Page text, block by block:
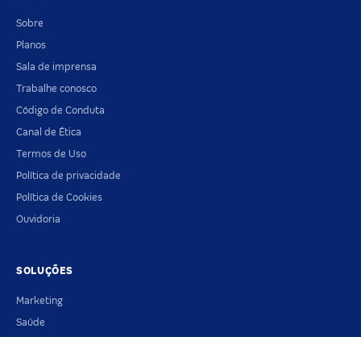
Sobre
Planos
Sala de imprensa
Trabalhe conosco
Código de Conduta
Canal de Ética
Termos de Uso
Política de privacidade
Política de Cookies
Ouvidoria
SOLUÇÕES
Marketing
Saúde